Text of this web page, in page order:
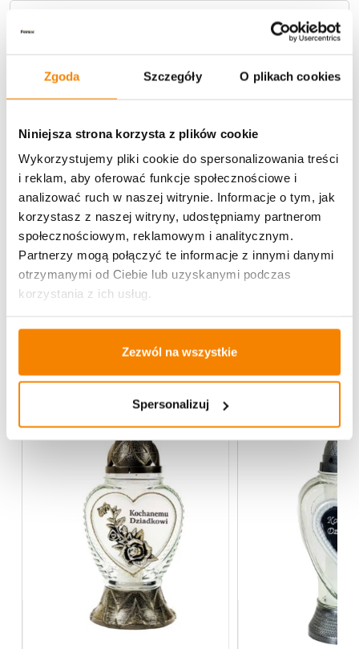
Zgoda Szczegóły O plikach cookies
Niniejsza strona korzysta z plików cookie
Wykorzystujemy pliki cookie do spersonalizowania treści
i reklam, aby oferować funkcje społecznościowe i
analizować ruch w naszej witrynie. Informacje o tym, jak
korzystasz z naszej witryny, udostępniamy partnerom
społecznościowym, reklamowym i analitycznym.
Partnerzy mogą połączyć te informacje z innymi danymi
otrzymanymi od Ciebie lub uzyskanymi podczas
korzystania z ich usług.
Zezwól na wszystkie
Spersonalizuj
Potrzebujesz większą ilość? Zapraszamy do naszej
hurtowniiPrzejdź do hurtowni B2B
Specyfikacja
Opinie klientów
Więcej z kategorii Znicze szklane